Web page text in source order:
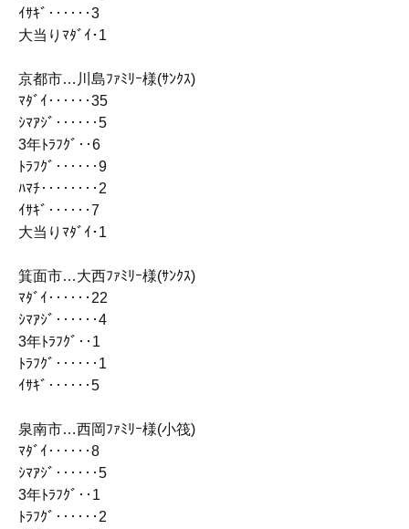
ｲｻｷﾞ‥‥‥3
大当りﾏﾀﾞｲ･1
京都市…川島ﾌｧﾐﾘｰ様(ｻﾝｸｽ)
ﾏﾀﾞｲ‥‥‥35
ｼﾏｱｼﾞ‥‥‥5
3年ﾄﾗﾌｸﾞ‥6
ﾄﾗﾌｸﾞ‥‥‥9
ﾊﾏﾁ‥‥‥‥2
ｲｻｷﾞ‥‥‥7
大当りﾏﾀﾞｲ･1
箕面市…大西ﾌｧﾐﾘｰ様(ｻﾝｸｽ)
ﾏﾀﾞｲ‥‥‥22
ｼﾏｱｼﾞ‥‥‥4
3年ﾄﾗﾌｸﾞ‥1
ﾄﾗﾌｸﾞ‥‥‥1
ｲｻｷﾞ‥‥‥5
泉南市…西岡ﾌｧﾐﾘｰ様(小筏)
ﾏﾀﾞｲ‥‥‥8
ｼﾏｱｼﾞ‥‥‥5
3年ﾄﾗﾌｸﾞ‥1
ﾄﾗﾌｸﾞ‥‥‥2